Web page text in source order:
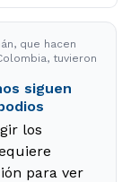
que hacen
tuvieron
siguen
los
para ver